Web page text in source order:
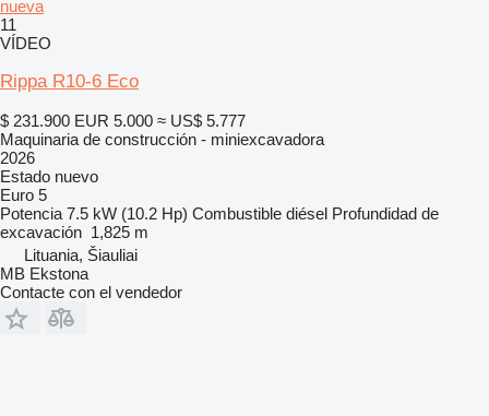
nueva
11
VÍDEO
Rippa R10-6 Eco
$ 231.900 EUR 5.000 ≈ US$ 5.777
Maquinaria de construcción - miniexcavadora
2026
Estado nuevo
Euro 5
Potencia 7.5 kW (10.2 Hp) Combustible diésel Profundidad de
excavación 1,825 m
Lituania, Šiauliai
MB Ekstona
Contacte con el vendedor